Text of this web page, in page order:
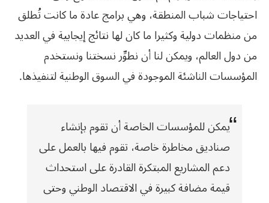
احتياجات شباب المنطقة، وهي برامج عادة ما كانت تُطلق
من منظمات دولية وكثيرا ما كان لها نتائج إيجابية في العديد
من دول العالم، ويمكن لنا أن نطوِّر نسختنا ونستخدم
المؤسسات الناشئة الموجودة في السوق الوطنية لتنفيذها.
يمكن للمؤسسات الخاصة أن تقوم بإنشاء
صناديق مخاطرة خاصة، تقوم فيها بالعمل على
دعم المشاريع المبتكرة القادرة على استحداث
قيمة مضافة كبيرة في الاقتصاد الوطني وحتى